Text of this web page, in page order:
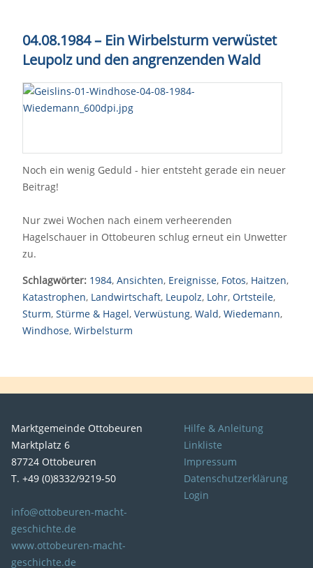
04.08.1984 – Ein Wirbelsturm verwüstet
Leupolz und den angrenzenden Wald
Noch ein wenig Geduld - hier entsteht gerade ein neuer
Beitrag!
Nur zwei Wochen nach einem verheerenden
Hagelschauer in Ottobeuren schlug erneut ein Unwetter
zu.
Schlagwörter: 1984, Ansichten, Ereignisse, Fotos, Haitzen,
Katastrophen, Landwirtschaft, Leupolz, Lohr, Ortsteile,
Sturm, Stürme & Hagel, Verwüstung, Wald, Wiedemann,
Windhose, Wirbelsturm
Marktgemeinde Ottobeuren
Marktplatz 6
87724 Ottobeuren
T. +49 (0)8332/9219-50
info@ottobeuren-macht-
geschichte.de
www.ottobeuren-macht-
geschichte.de
Hilfe & Anleitung
Linkliste
Impressum
Datenschutzerklärung
Login